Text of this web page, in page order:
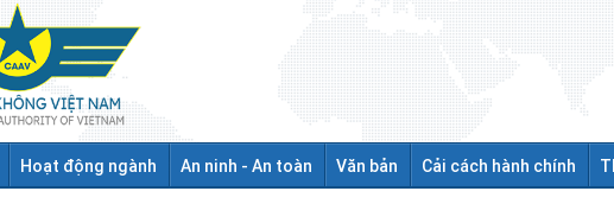
Hoạt động ngành An ninh - An toàn Văn bản Cải cách hành chính